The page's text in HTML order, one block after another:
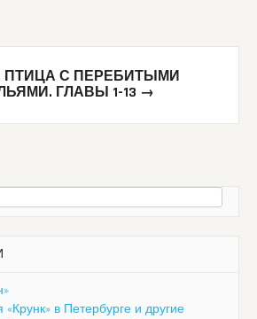
ПТИЦА С ПЕРЕБИТЫМИ
ГЛАВЫ 1-13 →
«Крунк» в Петербурге и другие